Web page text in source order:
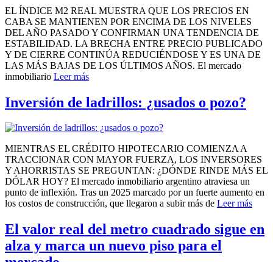
EL ÍNDICE M2 REAL MUESTRA QUE LOS PRECIOS EN
CABA SE MANTIENEN POR ENCIMA DE LOS NIVELES
DEL AÑO PASADO Y CONFIRMAN UNA TENDENCIA DE
ESTABILIDAD. LA BRECHA ENTRE PRECIO PUBLICADO
Y DE CIERRE CONTINÚA REDUCIÉNDOSE Y ES UNA DE
LAS MÁS BAJAS DE LOS ÚLTIMOS AÑOS. El mercado
inmobiliario Leer más
Inversión de ladrillos: ¿usados o pozo?
MIENTRAS EL CRÉDITO HIPOTECARIO COMIENZA A
TRACCIONAR CON MAYOR FUERZA, LOS INVERSORES
Y AHORRISTAS SE PREGUNTAN: ¿DÓNDE RINDE MÁS EL
DÓLAR HOY? El mercado inmobiliario argentino atraviesa un
punto de inflexión. Tras un 2025 marcado por un fuerte aumento en
los costos de construcción, que llegaron a subir más de Leer más
El valor real del metro cuadrado sigue en
alza y marca un nuevo piso para el